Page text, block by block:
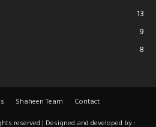
13
9
8
Shaheen Team
Contact
reserved | Designed and developed by :